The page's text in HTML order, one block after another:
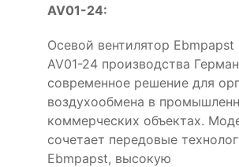
AV01-24:
Осевой вентилятор Ebmpapst
AV01-24 производства
современное решение для
воздухообмена в
коммерческих объектах.
сочетает передовые
Ebmpapst, высокую